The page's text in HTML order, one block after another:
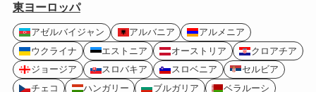
東ヨーロッパ
アゼルバイジャン アルバニア
アルメニア
ウクライナ
エストニア オーストリア
クロアチア
ジョージア
スロバキア スロベニア
セルビア
チェコ
ハンガリー ブルガリア
ベラルーシ